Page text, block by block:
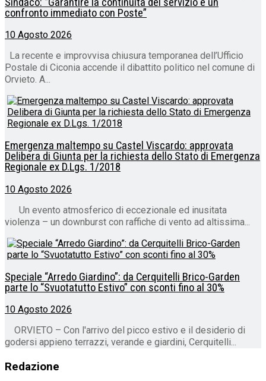
confronto immediato con Poste”
10 Agosto 2026
La recente e improvvisa chiusura temporanea dell’Ufficio
Postale di Ciconia accende il dibattito politico nel comune di
Orvieto. A...
Emergenza maltempo su Castel Viscardo: approvata
Delibera di Giunta per la richiesta dello Stato di Emergenza
Regionale ex D.Lgs. 1/2018
10 Agosto 2026
Un evento atmosferico di eccezionale ed inusitata
violenza – un downburst con raffiche di vento ad altissima...
Speciale “Arredo Giardino”: da Cerquitelli Brico-Garden
parte lo “Svuotatutto Estivo” con sconti fino al 30%
10 Agosto 2026
ORVIETO – Con l'arrivo del picco estivo e il desiderio di
godersi appieno terrazzi, verande e giardini, Cerquitelli...
Redazione